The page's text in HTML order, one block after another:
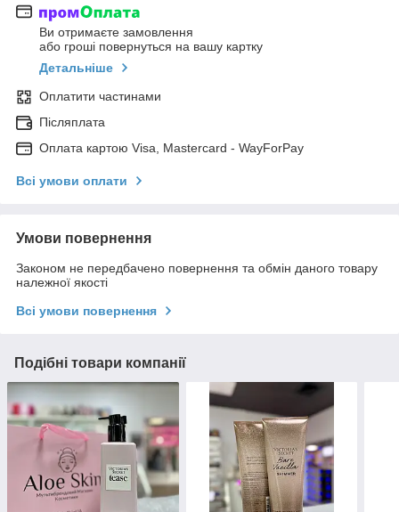
Ви отримаєте замовлення
або гроші повернуться на вашу картку
Детальніше
Оплатити частинами
Післяплата
Оплата картою Visa, Mastercard - WayForPay
Всі умови оплати
Умови повернення
Законом не передбачено повернення та обмін даного товару
належної якості
Всі умови повернення
Подібні товари компанії